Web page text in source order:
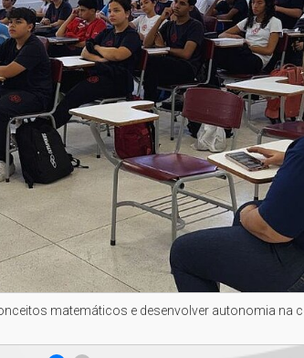
matemáticos e desenvolver autonomia na